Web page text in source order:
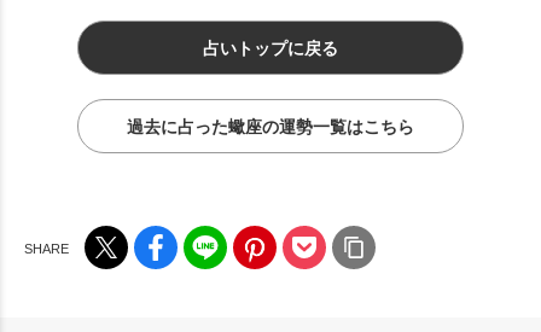
占いトップに戻る
過去に占った蠍座の運勢一覧はこちら